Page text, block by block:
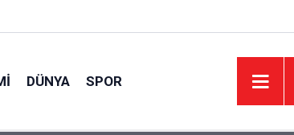
DÜNYA SPOR